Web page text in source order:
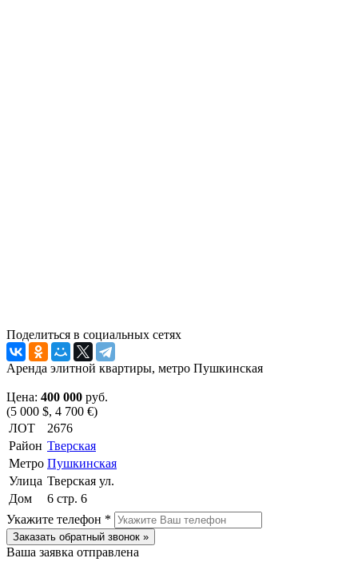
Поделиться в социальных сетях
Аренда элитной квартиры, метро Пушкинская
Цена: 400 000 руб.
(5 000 $, 4 700 €)
ЛОТ
2676
Район Тверская
Метро Пушкинская
Улица Тверская ул.
Дом
6 стр. 6
Укажите телефон *
Заказать обратный звонок »
Ваша заявка отправлена